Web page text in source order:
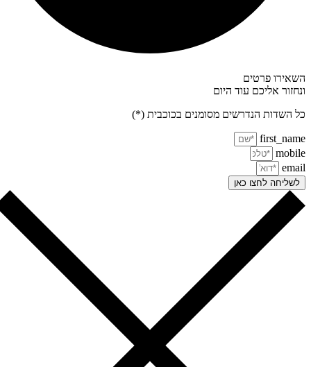
פרטים
אליכם עוד היום
השדות הנדרשים מסומנים בכוכבית (*)
לשליחה לחצו כאן